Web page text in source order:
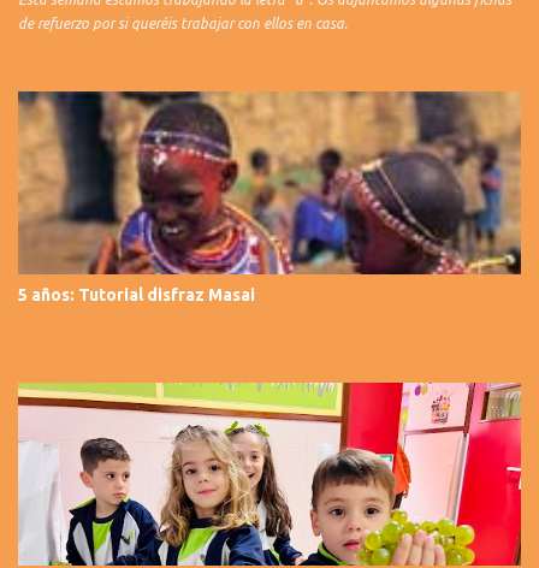
de refuerzo por si queréis trabajar con ellos en casa.
5 años: Tutorial disfraz Masai